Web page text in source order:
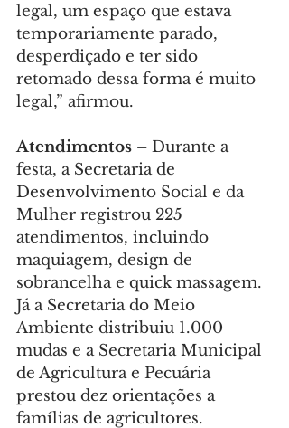
legal, um espaço que estava
temporariamente parado,
desperdiçado e ter sido
retomado dessa forma é muito
legal,” afirmou.
Atendimentos – Durante a
festa, a Secretaria de
Desenvolvimento Social e da
Mulher registrou 225
atendimentos, incluindo
maquiagem, design de
sobrancelha e quick massagem.
Já a Secretaria do Meio
Ambiente distribuiu 1.000
mudas e a Secretaria Municipal
de Agricultura e Pecuária
prestou dez orientações a
famílias de agricultores.